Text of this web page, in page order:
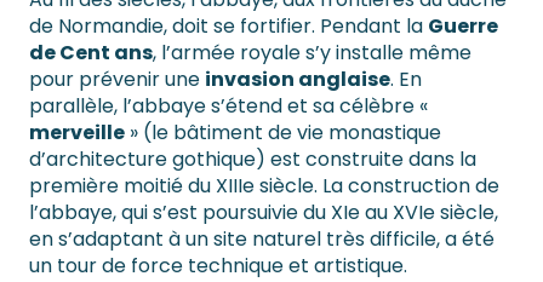
de Normandie, doit se fortifier. Pendant la Guerre
de Cent ans, l’armée royale s’y installe même
pour prévenir une invasion anglaise. En
parallèle, l’abbaye s’étend et sa célèbre «
merveille » (le bâtiment de vie monastique
d’architecture gothique) est construite dans la
première moitié du XIIIe siècle. La construction de
l’abbaye, qui s’est poursuivie du XIe au XVIe siècle,
en s’adaptant à un site naturel très difficile, a été
un tour de force technique et artistique.